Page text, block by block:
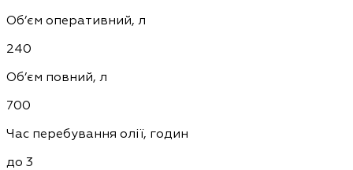
Об’єм оперативний, л
240
Об’єм повний, л
700
Час перебування олії, годин
до 3